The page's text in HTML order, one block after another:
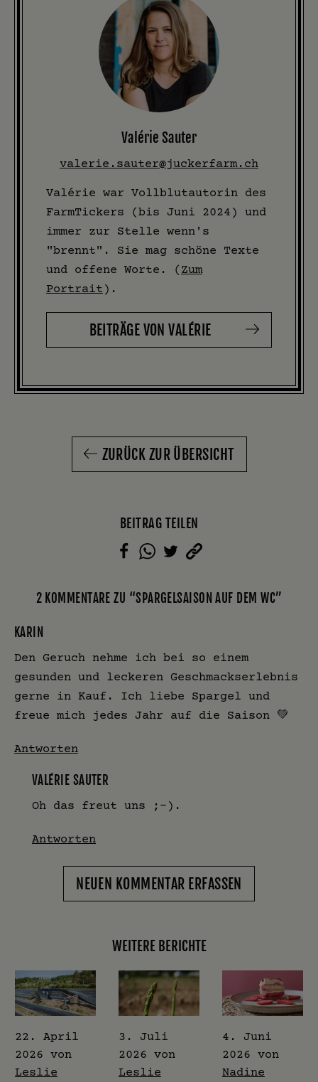
Valérie Sauter
valerie.sauter@juckerfarm.ch
Valérie war Vollblutautorin des
FarmTickers (bis Juni 2024) und
immer zur Stelle wenn's
"brennt". Sie mag schöne Texte
und offene Worte. ( Zum
Portrait ).
BEITRÄGE VON VALÉRIE
ZURÜCK ZUR ÜBERSICHT
BEITRAG TEILEN
2 KOMMENTARE ZU “SPARGELSAISON AUF DEM WC”
KARIN
Den Geruch nehme ich bei so einem
gesunden und leckeren Geschmackserlebnis
gerne in Kauf. Ich liebe Spargel und
freue mich jedes Jahr auf die Saison 💚
Antworten
VALÉRIE SAUTER
Oh das freut uns ;-).
Antworten
NEUEN KOMMENTAR ERFASSEN
WEITERE BERICHTE
22. April
2026 von
Leslie
3. Juli
2026 von
Leslie
4. Juni
2026 von
Nadine